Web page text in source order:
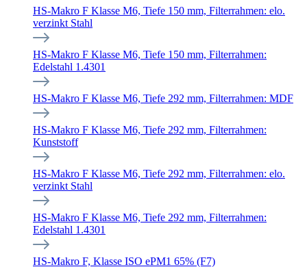
HS-Makro F Klasse M6, Tiefe 150 mm, Filterrahmen: elo.
verzinkt Stahl
HS-Makro F Klasse M6, Tiefe 150 mm, Filterrahmen:
Edelstahl 1.4301
HS-Makro F Klasse M6, Tiefe 292 mm, Filterrahmen: MDF
HS-Makro F Klasse M6, Tiefe 292 mm, Filterrahmen:
Kunststoff
HS-Makro F Klasse M6, Tiefe 292 mm, Filterrahmen: elo.
verzinkt Stahl
HS-Makro F Klasse M6, Tiefe 292 mm, Filterrahmen:
Edelstahl 1.4301
HS-Makro F, Klasse ISO ePM1 65% (F7)